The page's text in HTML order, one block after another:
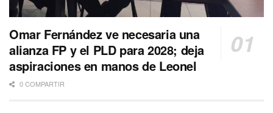
Omar Fernández ve necesaria una
alianza FP y el PLD para 2028; deja
aspiraciones en manos de Leonel
0 COMPARTIR